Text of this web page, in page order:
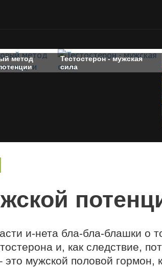
метод
Тестостерон - мужская
сила
и-нета бла-бла-блашки о
и, как следствие,
мужской половой гормон,